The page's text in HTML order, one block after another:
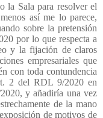
la Sala para resolver el
así me lo parece,
sobre la pretensión
por lo que respecta a
y la fijación de claros
empresariales que
con toda contundencia
2 del RDL 9/2020 en
y añadiría una vez
de la mano
de motivos de